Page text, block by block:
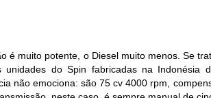
é muito potente, o Diesel muito menos. Se
unidades do Spin fabricadas na Indonésia
não emociona: são 75 cv 4000 rpm,